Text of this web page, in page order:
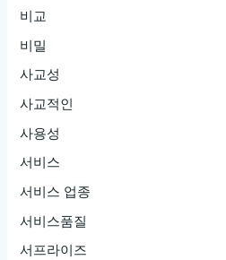
비교
비밀
사교성
사교적인
사용성
서비스
서비스 업종
서비스품질
서프라이즈